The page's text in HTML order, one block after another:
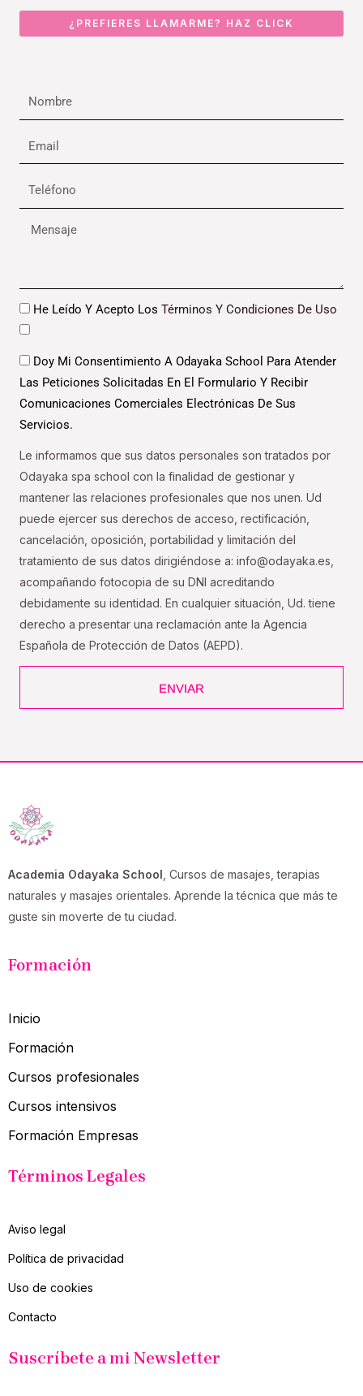
¿PREFIERES LLAMARME? HAZ CLICK
Nombre
Email
Teléfono
Mensaje
DatosHe Leído Y Acepto Los Términos Y Condiciones De Uso
DatosDoy Mi Consentimiento A Odayaka School Para Atender
Las Peticiones Solicitadas En El Formulario Y Recibir
Comunicaciones Comerciales Electrónicas De Sus
Servicios.
Le informamos que sus datos personales son tratados por
Odayaka spa school con la finalidad de gestionar y
mantener las relaciones profesionales que nos unen. Ud
puede ejercer sus derechos de acceso, rectificación,
cancelación, oposición, portabilidad y limitación del
tratamiento de sus datos dirigiéndose a: info@odayaka.es,
acompañando fotocopia de su DNI acreditando
debidamente su identidad. En cualquier situación, Ud. tiene
derecho a presentar una reclamación ante la Agencia
Española de Protección de Datos (AEPD).
ENVIAR
Academia Odayaka School , Cursos de masajes, terapias
naturales y masajes orientales. Aprende la técnica que más te
guste sin moverte de tu ciudad.
Formación
Inicio
Formación
Cursos profesionales
Cursos intensivos
Formación Empresas
Términos Legales
Aviso legal
Política de privacidad
Uso de cookies
Contacto
Suscríbete a mi Newsletter